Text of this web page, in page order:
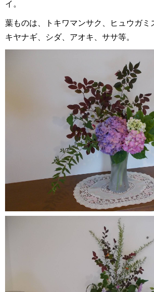
イ。
葉ものは、トキワマンサク、ヒュウガミ
キヤナギ、シダ、アオキ、ササ等。